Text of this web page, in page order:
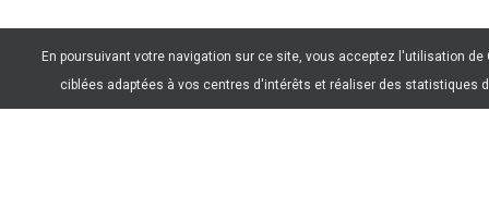
En poursuivant votre navigation sur ce site, vous acceptez l'utilisation de
ciblées adaptées à vos centres d'intérêts et réaliser des statistiques